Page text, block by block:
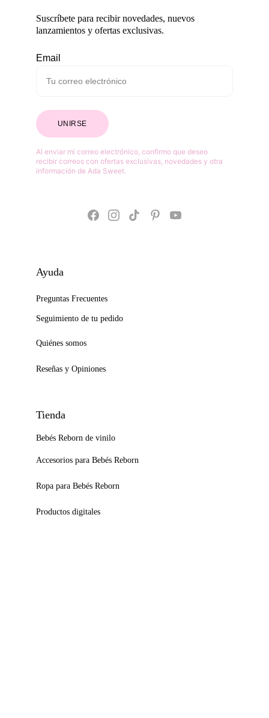
Preguntas Frecuentes
Quiénes somos
Tienda
Bebés Reborn de vinilo
Accesorios para Bebés Reborn
Reseñas y Opiniones
Productos digitales
Seguimiento de tu pedido
Ropa para Bebés Reborn
Ayuda
Email
UNIRSE
Suscríbete para recibir novedades, nuevos
lanzamientos y ofertas exclusivas.
Al enviar mi correo electrónico, confirmo que deseo
recibir correos con ofertas exclusivas, novedades y otra
información de Ada Sweet.